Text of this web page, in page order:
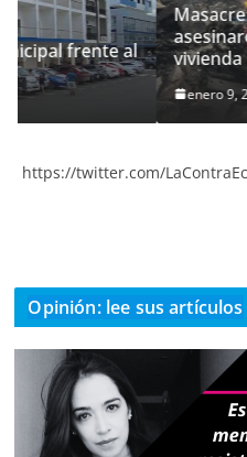
al
Masacre en Machala:
asesinaron a cuatro
vivienda
enero 9, 2026 lacontraec
https://twitter.com/
Opinión: lee sus artículos